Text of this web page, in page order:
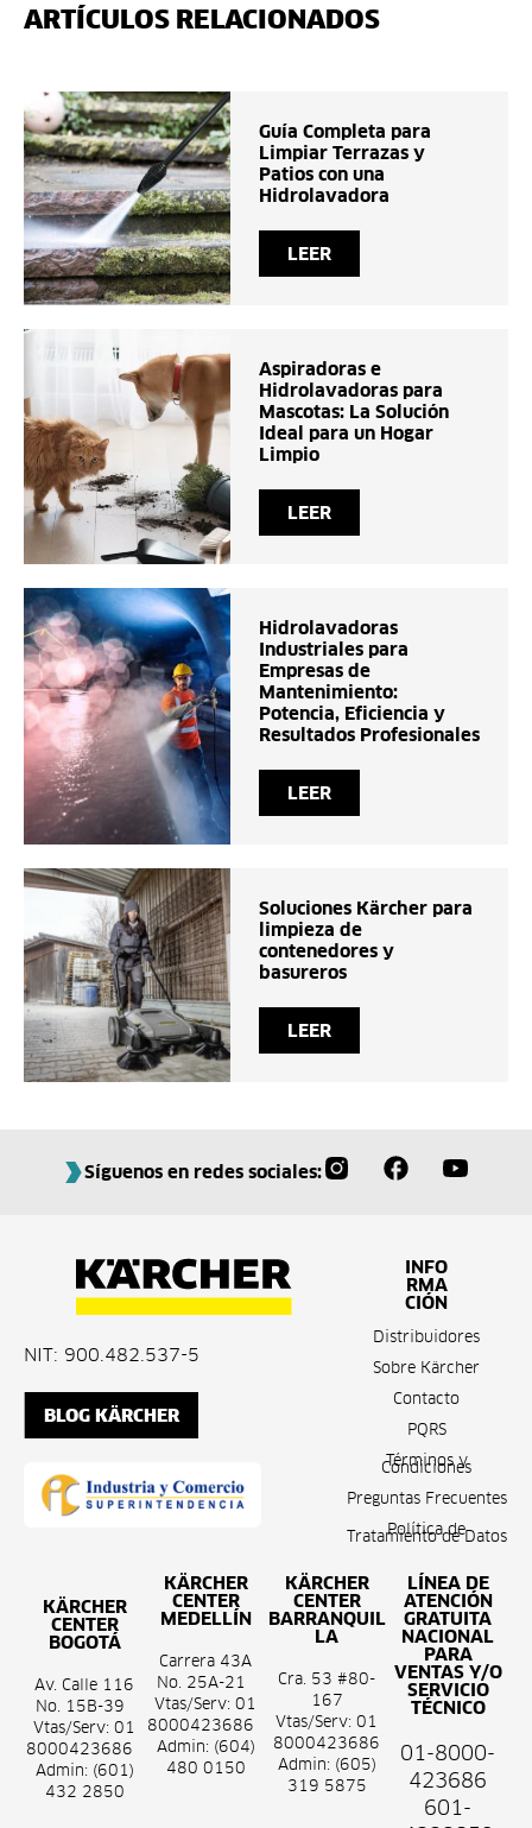
ARTÍCULOS RELACIONADOS
Guía Completa para
Limpiar Terrazas y
Patios con una
Hidrolavadora
LEER
Aspiradoras e
Hidrolavadoras para
Mascotas: La Solución
Ideal para un Hogar
Limpio
LEER
Hidrolavadoras
Industriales para
Empresas de
Mantenimiento:
Potencia, Eficiencia y
Resultados Profesionales
LEER
Soluciones Kärcher para
limpieza de
contenedores y
basureros
LEER
Síguenos en redes sociales:
NIT: 900.482.537-5
BLOG KÄRCHER
INFO
RMA
CIÓN
Distribuidores
Sobre Kärcher
Contacto
PQRS
Términos y
Condiciones
Preguntas Frecuentes
Política de
Tratamiento de Datos
KÄRCHER
CENTER
BOGOTÁ
Av. Calle 116
No. 15B-39
Vtas/Serv: 01
8000423686
Admin: (601)
432 2850
KÄRCHER
CENTER
MEDELLÍN
Carrera 43A
No. 25A-21
Vtas/Serv: 01
8000423686
Admin: (604)
480 0150
KÄRCHER
CENTER
BARRANQUIL
LA
Cra. 53 #80-
167
Vtas/Serv: 01
8000423686
Admin: (605)
319 5875
LÍNEA DE
ATENCIÓN
GRATUITA
NACIONAL
PARA
VENTAS Y/O
SERVICIO
TÉCNICO
01-8000-
423686
601-